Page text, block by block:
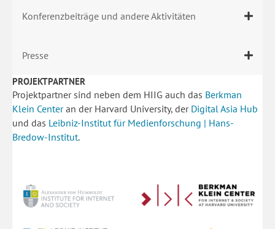
Konferenzbeiträge und andere Aktivitäten
Presse
PROJEKTPARTNER
Projektpartner sind neben dem HIIG auch das Berkman
Klein Centeran der Harvard University, der Digital Asia Hub
und das Leibniz-Institut für Medienforschung | Hans-
Bredow-Institut.